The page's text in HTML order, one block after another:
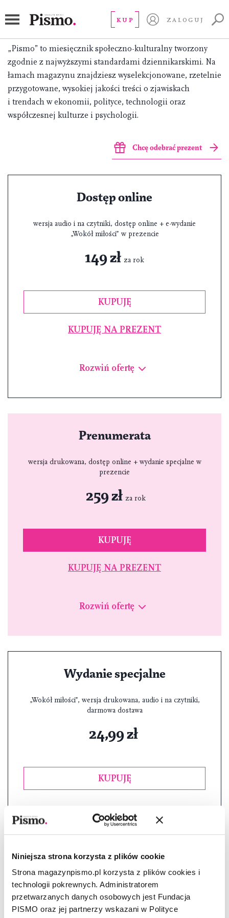
Niniejsza strona korzysta z plików cookie
Strona magazynpismo.pl korzysta z plików cookies i
technologii pokrewnych. Administratorem
przetwarzanych danych osobowych jest Fundacja
PISMO oraz jej partnerzy wskazani w Polityce
KUP ZALOGUJ
Pismo. Magazyn Opinii – zrozum
rzeczywistość, w której żyjesz.
„Pismo” to miesięcznik społeczno-kulturalny tworzony
zgodnie z najwyższymi standardami dziennikarskimi. Na
łamach magazynu znajdziesz wyselekcjonowane, rzetelnie
przygotowane, wysokiej jakości treści o zjawiskach
i trendach w ekonomii, polityce, technologii oraz
współczesnej kulturze i psychologii.
Chcę odebrać prezent
Dostęp online
wersja audio i na czytniki, dostęp online + e-wydanie
„Wokół miłości” w prezencie
149 zł za rok
KUPUJĘ
KUPUJĘ NA PREZENT
Rozwiń ofertę
Prenumerata
wersja drukowana, dostęp online + wydanie specjalne w
prezencie
259 zł za rok
KUPUJĘ
KUPUJĘ NA PREZENT
Rozwiń ofertę
Wydanie specjalne
„Wokół miłości”, wersja drukowana, audio i na czytniki,
darmowa dostawa
24,99 zł
KUPUJĘ
Miesięczna prenumerata „Pisma”